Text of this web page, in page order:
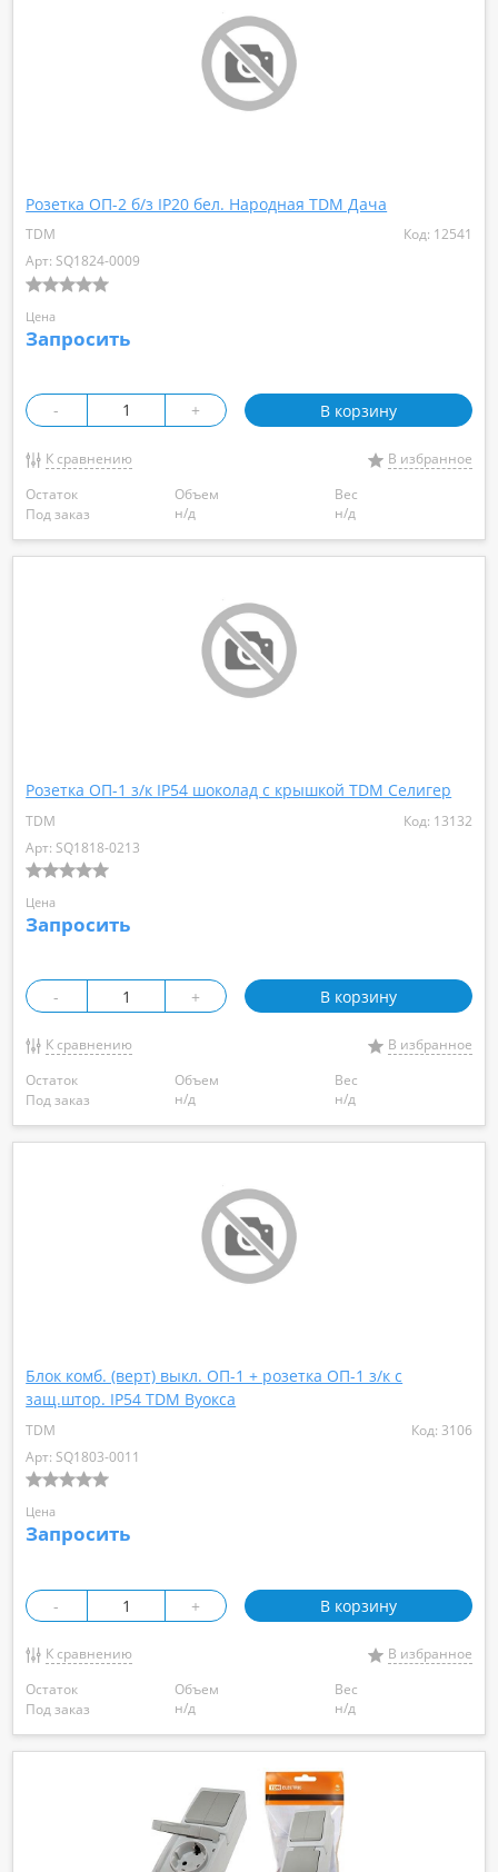
Розетка ОП-2 б/з IP20 бел. Народная TDM Дача
TDM
Код: 12541
Арт: SQ1824-0009
Цена
Запросить
- + В корзину
К сравнению
В избранное
Остаток
Под заказ
Объем
н/д
Вес
н/д
Розетка ОП-1 з/к IP54 шоколад с крышкой TDM Селигер
TDM
Код: 13132
Арт: SQ1818-0213
Цена
Запросить
- + В корзину
К сравнению
В избранное
Остаток
Под заказ
Объем
н/д
Вес
н/д
Блок комб. (верт) выкл. ОП-1 + розетка ОП-1 з/к с
защ.штор. IP54 TDM Вуокса
TDM
Код: 3106
Арт: SQ1803-0011
Цена
Запросить
- + В корзину
К сравнению
В избранное
Остаток
Под заказ
Объем
н/д
Вес
н/д